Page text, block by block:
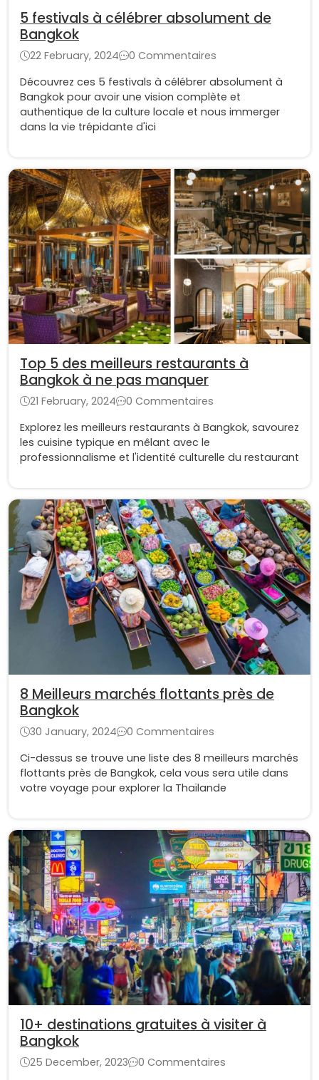
5 festivals à célébrer absolument de
Bangkok
22 February, 2024
0 Commentaires
Découvrez ces 5 festivals à célébrer absolument à
Bangkok pour avoir une vision complète et
authentique de la culture locale et nous immerger
dans la vie trépidante d'ici
Top 5 des meilleurs restaurants à
Bangkok à ne pas manquer
21 February, 2024
0 Commentaires
Explorez les meilleurs restaurants à Bangkok, savourez
les cuisine typique en mêlant avec le
professionnalisme et l'identité culturelle du restaurant
8 Meilleurs marchés flottants près de
Bangkok
30 January, 2024
0 Commentaires
Ci-dessus se trouve une liste des 8 meilleurs marchés
flottants près de Bangkok, cela vous sera utile dans
votre voyage pour explorer la Thaïlande
10+ destinations gratuites à visiter à
Bangkok
25 December, 2023
0 Commentaires